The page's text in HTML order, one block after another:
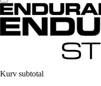
Kurv subtotal